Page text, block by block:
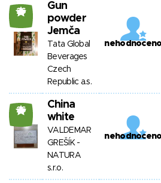
26
Gun
powder
Jemča
Tata Global
Beverages
Czech
Republic a.s.
nehodnoceno
26
China
white
VALDEMAR
GREŠÍK -
NATURA
s.r.o.
nehodnoceno